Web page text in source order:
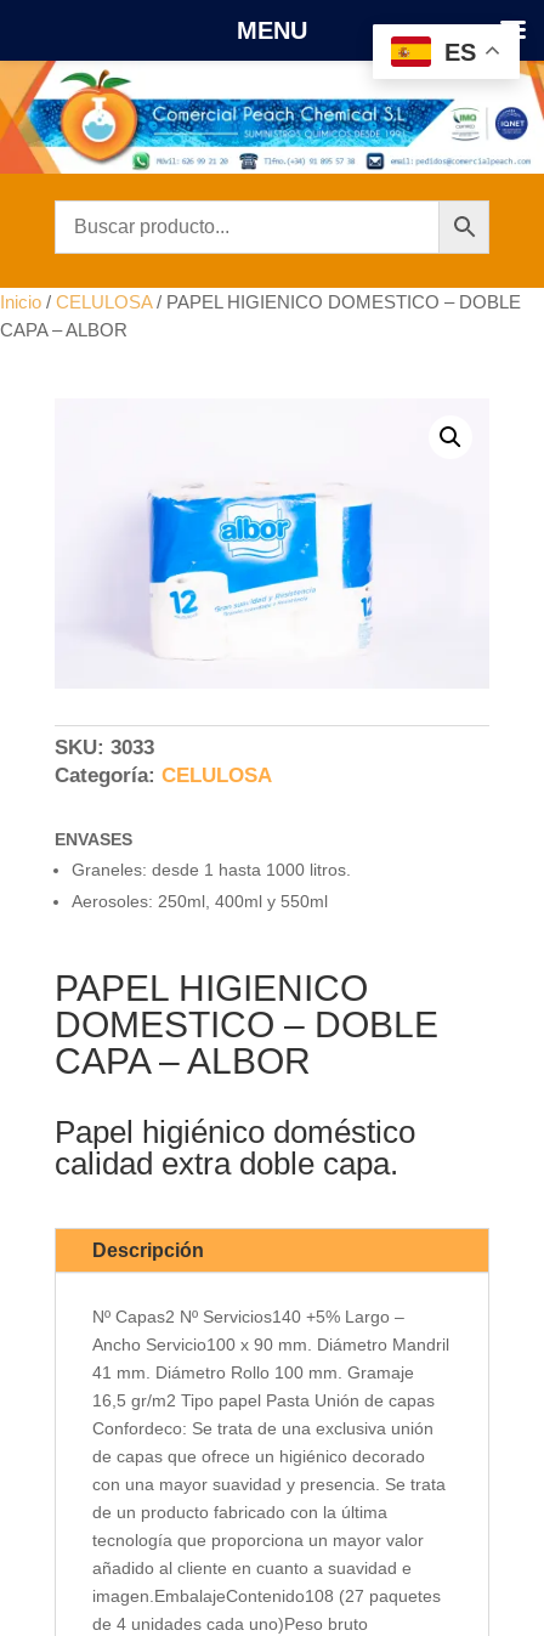
Inicio / CELULOSA/ PAPEL HIGIENICO DOMESTICO – DOBLE
CAPA – ALBOR
SKU: 3033
Categoría: CELULOSA
ENVASES
Graneles: desde 1 hasta 1000 litros.
Aerosoles: 250ml, 400ml y 550ml
PAPEL HIGIENICO
DOMESTICO – DOBLE
CAPA – ALBOR
Papel higiénico doméstico
calidad extra doble capa.
Descripción
Nº Capas2 Nº Servicios140 +5% Largo –
Ancho Servicio100 x 90 mm. Diámetro Mandril
41 mm. Diámetro Rollo 100 mm. Gramaje
16,5 gr/m2 Tipo papel Pasta Unión de capas
Confordeco: Se trata de una exclusiva unión
de capas que ofrece un higiénico decorado
con una mayor suavidad y presencia. Se trata
de un producto fabricado con la última
tecnología que proporciona un mayor valor
añadido al cliente en cuanto a suavidad e
imagen.EmbalajeContenido108 (27 paquetes
de 4 unidades cada uno)Peso bruto
ES
MENU